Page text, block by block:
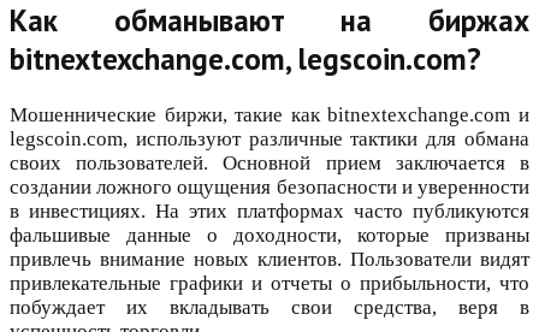
Как обманывают на биржах
bitnextexchange.com, legscoin.com?
Мошеннические биржи, такие как bitnextexchange.com и
legscoin.com, используют различные тактики для обмана
своих пользователей. Основной прием заключается в
создании ложного ощущения безопасности и уверенности
в инвестициях. На этих платформах часто публикуются
фальшивые данные о доходности, которые призваны
привлечь внимание новых клиентов. Пользователи видят
привлекательные графики и отчеты о прибыльности, что
побуждает их вкладывать свои средства, веря в